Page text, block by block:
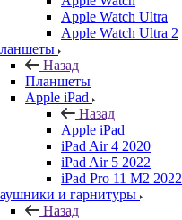
Apple Watch Ultra
Apple Watch Ultra 2
Назад
Планшеты
Apple iPad
Назад
Apple iPad
iPad Air 4 2020
iPad Air 5 2022
iPad Pro 11 M2 2022
и гарнитуры
Назад